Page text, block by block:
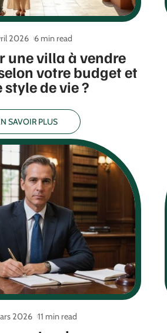
une villa à vendre
votre budget et
style de vie ?
2026 6 min read
SAVOIR PLUS
2026 11 min read